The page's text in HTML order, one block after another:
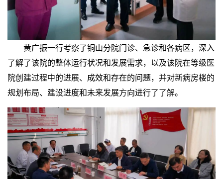
黄广振一行考察了铜山分院门诊、急诊和各病区，深入
了解了该院的整体运行状况和发展需求，以及该院在等级医
院创建过程中的进展、成效和存在的问题，并对新病房楼的
规划布局、建设进度和未来发展方向进行了了解。